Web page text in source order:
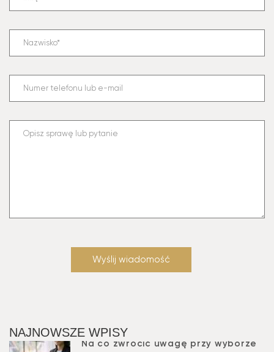
NAJNOWSZE WPISY
Na co zwrócić uwagę przy wyborze